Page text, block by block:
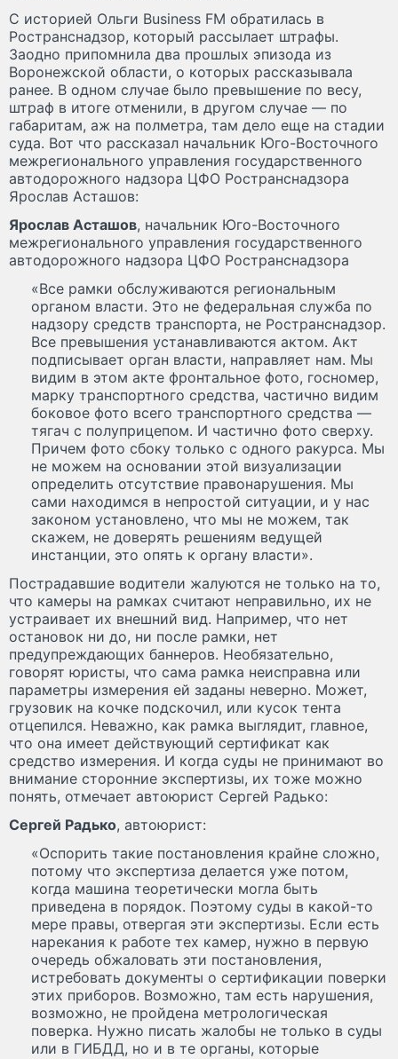
С историей Ольги Business FM обратилась в
Ространснадзор, который рассылает штрафы.
Заодно припомнила два прошлых эпизода из
Воронежской области, о которых рассказывала
ранее. В одном случае было превышение по весу,
штраф в итоге отменили, в другом случае — по
габаритам, аж на полметра, там дело еще на стадии
суда. Вот что рассказал начальник Юго-Восточного
межрегионального управления государственного
автодорожного надзора ЦФО Ространснадзора
Ярослав Асташов:
Ярослав Асташов, начальник Юго-Восточного
межрегионального управления государственного
автодорожного надзора ЦФО Ространснадзора
«Все рамки обслуживаются региональным
органом власти. Это не федеральная служба по
надзору средств транспорта, не Ространснадзор.
Все превышения устанавливаются актом. Акт
подписывает орган власти, направляет нам. Мы
видим в этом акте фронтальное фото, госномер,
марку транспортного средства, частично видим
боковое фото всего транспортного средства —
тягач с полуприцепом. И частично фото сверху.
Причем фото сбоку только с одного ракурса. Мы
не можем на основании этой визуализации
определить отсутствие правонарушения. Мы
сами находимся в непростой ситуации, и у нас
законом установлено, что мы не можем, так
скажем, не доверять решениям ведущей
инстанции, это опять к органу власти».
Пострадавшие водители жалуются не только на то,
что камеры на рамках считают неправильно, их не
устраивает их внешний вид. Например, что нет
остановок ни до, ни после рамки, нет
предупреждающих баннеров. Необязательно,
говорят юристы, что сама рамка неисправна или
параметры измерения ей заданы неверно. Может,
грузовик на кочке подскочил, или кусок тента
отцепился. Неважно, как рамка выглядит, главное,
что она имеет действующий сертификат как
средство измерения. И когда суды не принимают во
внимание сторонние экспертизы, их тоже можно
понять, отмечает автоюрист Сергей Радько:
Сергей Радько, автоюрист:
«Оспорить такие постановления крайне сложно,
потому что экспертиза делается уже потом,
когда машина теоретически могла быть
приведена в порядок. Поэтому суды в какой-то
мере правы, отвергая эти экспертизы. Если есть
нарекания к работе тех камер, нужно в первую
очередь обжаловать эти постановления,
истребовать документы о сертификации поверки
этих приборов. Возможно, там есть нарушения,
возможно, не пройдена метрологическая
поверка. Нужно писать жалобы не только в суды
или в ГИБДД, но и в те органы, которые